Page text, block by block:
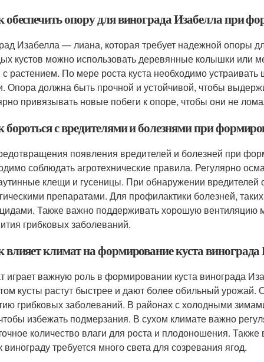
обеспечить опору для винограда Изабелла при
Изабелла — лиана, которая требует надежной опоры
кустов можно использовать деревянные колышки или
растением. По мере роста куста необходимо
Опора должна быть прочной и устойчивой, чтобы
привязывать новые побеги к опоре, чтобы они не
бороться с вредителями и болезнями при
появления вредителей и болезней при
соблюдать агротехнические правила. Регулярно
клещи и гусеницы. При обнаружении вредителей
препаратами. Для профилактики болезней,
Также важно поддерживать хорошую вентиляцию
грибковых заболеваний.
влияет климат на формирование куста винограда
играет важную роль в формировании куста винограда
кусты растут быстрее и дают более обильный урожай.
грибковых заболеваний. В районах с холодными
избежать подмерзания. В сухом климате важно
количество влаги для роста и плодоношения.
винограду требуется много света для созревания ягод.